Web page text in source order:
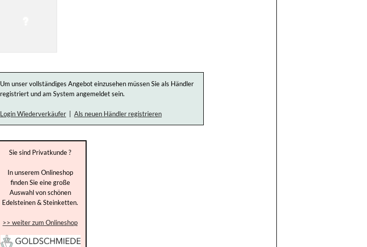
Um unser vollständiges Angebot einzusehen müssen Sie als Händler
registriert und am System angemeldet sein.
Login Wiederverkäufer Als neuen Händler registrieren
Sie sind Privatkunde ?
In unserem Onlineshop
finden Sie eine große
Auswahl von schönen
Edelsteinen & Steinketten.
>> weiter zum Onlineshop